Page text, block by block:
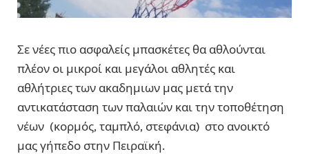
Σε νέες πιο ασφαλείς μπασκέτες θα αθλούνται
πλέον οι μικροί και μεγάλοι αθλητές και
αθλήτριες των ακαδημιων μας μετά την
αντικατάσταση των παλαιών και την τοποθέτηση
νέων (κορμός, ταμπλό, στεφάνια) στο ανοικτό
μας γήπεδο στην Πειραϊκή.